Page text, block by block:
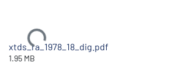
Ladataan...
xtds_ra_1978_18_dig.pdf
1.95 MB